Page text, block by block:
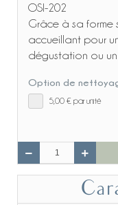
OSI-202
Grâce à sa forme
accueillant pour
dégustation ou un
Option de
5,00 € par unité